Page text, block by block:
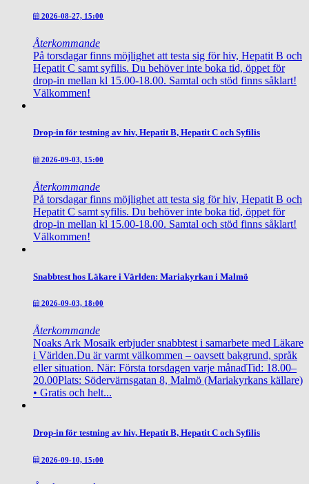
2026-08-27, 15:00
Återkommande
På torsdagar finns möjlighet att testa sig för hiv, Hepatit B och
Hepatit C samt syfilis. Du behöver inte boka tid, öppet för
drop-in mellan kl 15.00-18.00. Samtal och stöd finns såklart!
Välkommen!
Drop-in för testning av hiv, Hepatit B, Hepatit C och Syfilis
2026-09-03, 15:00
Återkommande
På torsdagar finns möjlighet att testa sig för hiv, Hepatit B och
Hepatit C samt syfilis. Du behöver inte boka tid, öppet för
drop-in mellan kl 15.00-18.00. Samtal och stöd finns såklart!
Välkommen!
Snabbtest hos Läkare i Världen: Mariakyrkan i Malmö
2026-09-03, 18:00
Återkommande
Noaks Ark Mosaik erbjuder snabbtest i samarbete med Läkare
i Världen.Du är varmt välkommen – oavsett bakgrund, språk
eller situation. När: Första torsdagen varje månadTid: 18.00–
20.00Plats: Södervärnsgatan 8, Malmö (Mariakyrkans källare)
• Gratis och helt...
Drop-in för testning av hiv, Hepatit B, Hepatit C och Syfilis
2026-09-10, 15:00